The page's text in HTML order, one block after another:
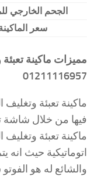
الجحم الخارجي
سعر
01211116957
اتوماتيكية حيث
والشائع له هو